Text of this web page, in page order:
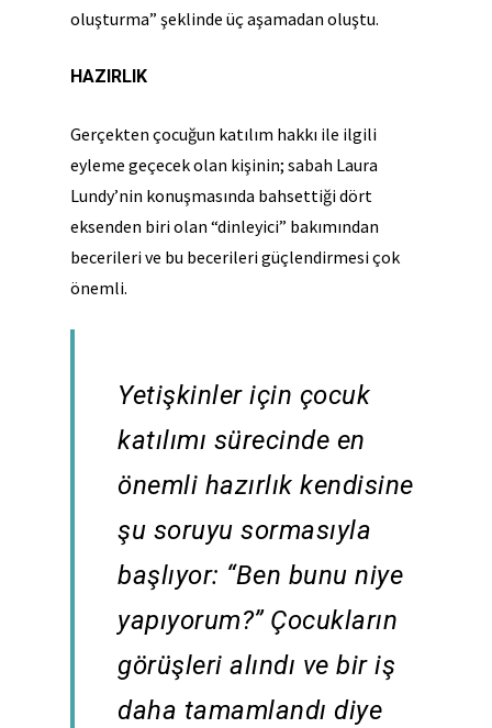
oluşturma” şeklinde üç aşamadan oluştu.
HAZIRLIK
Gerçekten çocuğun katılım hakkı ile ilgili
eyleme geçecek olan kişinin; sabah Laura
Lundy’nin konuşmasında bahsettiği dört
eksenden biri olan “dinleyici” bakımından
becerileri ve bu becerileri güçlendirmesi çok
önemli.
Yetişkinler için çocuk
katılımı sürecinde en
önemli hazırlık kendisine
şu soruyu sormasıyla
başlıyor: “Ben bunu niye
yapıyorum?” Çocukların
görüşleri alındı ve bir iş
daha tamamlandı diye